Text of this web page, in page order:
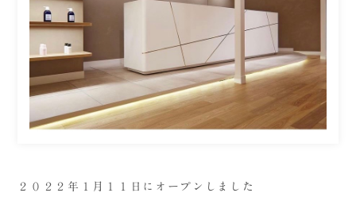
２０２２年１月１１日にオープンしました